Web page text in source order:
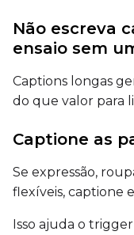
Não escreva
ensaio sem
Captions longas
do que valor para
Captione as
Se expressão,
flexíveis, captione
Isso ajuda o